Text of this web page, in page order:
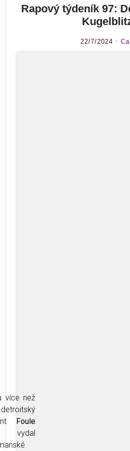
Rapový týdeník 97:
22/7/2024
více než
Foule